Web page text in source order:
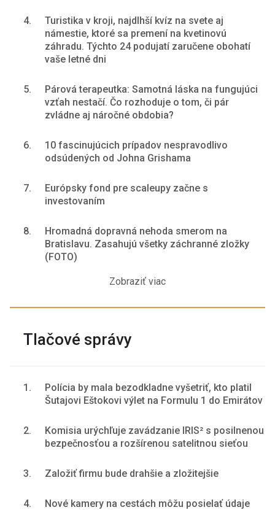
4.
Turistika v kroji, najdlhší kvíz na svete aj
námestie, ktoré sa premení na kvetinovú
záhradu. Týchto 24 podujatí zaručene obohatí
vaše letné dni
5.
Párová terapeutka: Samotná láska na fungujúci
vzťah nestačí. Čo rozhoduje o tom, či pár
zvládne aj náročné obdobia?
6.
10 fascinujúcich prípadov nespravodlivo
odsúdených od Johna Grishama
7.
Európsky fond pre scaleupy začne s
investovaním
8.
Hromadná dopravná nehoda smerom na
Bratislavu. Zasahujú všetky záchranné zložky
(FOTO)
Zobraziť viac
Tlačové správy
1.
Polícia by mala bezodkladne vyšetriť, kto platil
Šutajovi Eštokovi výlet na Formulu 1 do Emirátov
2.
Komisia urýchľuje zavádzanie IRIS² s posilnenou
bezpečnosťou a rozšírenou satelitnou sieťou
3. Založiť firmu bude drahšie a zložitejšie
4.
Nové kamery na cestách môžu posielať údaje